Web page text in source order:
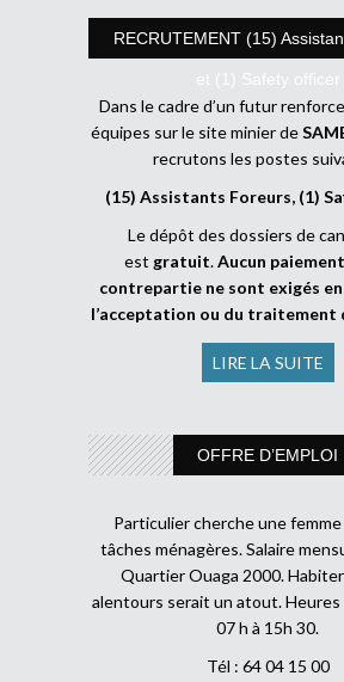
RECRUTEMENT (15)
et (1) Safety officer
Dans le cadre d’un futur
équipes sur le site minier de
recrutons les postes
(15) Assistants Foreurs, (1)
Le dépôt des dossiers de
est gratuit.Aucun
contrepartie ne sont exigés en
l’acceptation ou du traitement
LIRE LA SUITE
OFFRE D’EMPLOI
Particulier cherche une
tâches ménagères. Salaire
Quartier Ouaga 2000.
alentours serait un atout. Heures
07 h à 15h 30.
Tél : 64 04 15 00